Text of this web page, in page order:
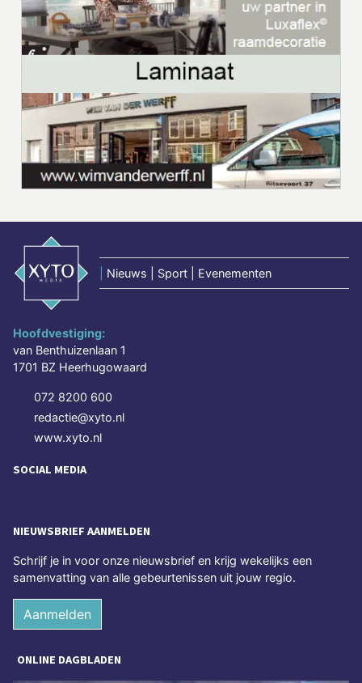
Nieuws | Sport | Evenementen
Hoofdvestiging:
van Benthuizenlaan 1
1701 BZ Heerhugowaard
072 8200 600
redactie@xyto.nl
www.xyto.nl
SOCIAL MEDIA
NIEUWSBRIEF AANMELDEN
Schrijf je in voor onze nieuwsbrief en krijg wekelijks een
samenvatting van alle gebeurtenissen uit jouw regio.
Aanmelden
ONLINE DAGBLADEN